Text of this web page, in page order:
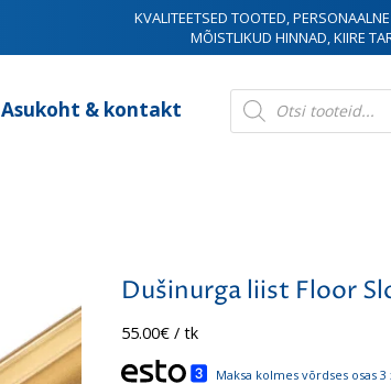
KVALITEETSED TOOTED,
MÕISTLIKUD HINNAD, KIIRE
Asukoht & kontakt
Products
search
Dušinurga liist Floor
55.00€/ tk
Maksa kolmes võrdses osas 3